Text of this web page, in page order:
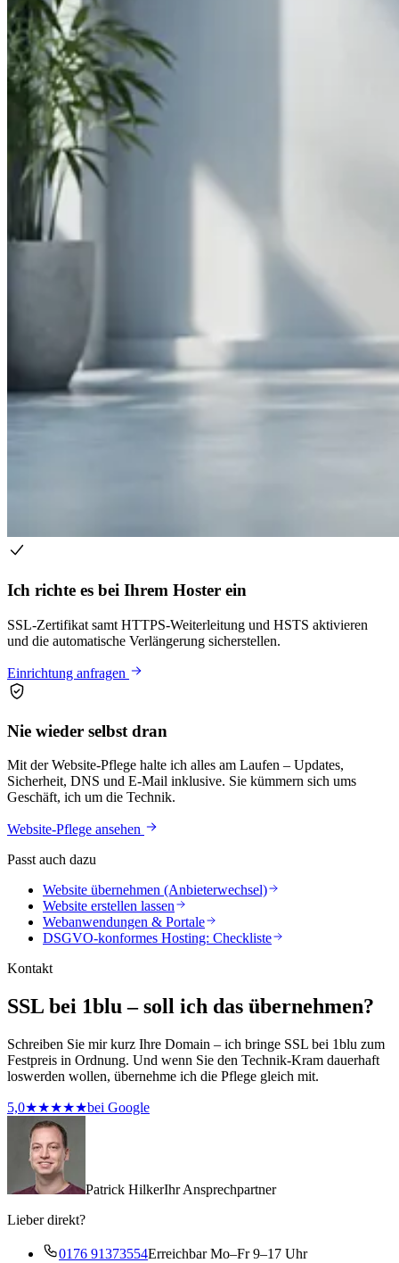
Ich richte es bei Ihrem Hoster ein
SSL-Zertifikat samt HTTPS-Weiterleitung und HSTS aktivieren
und die automatische Verlängerung sicherstellen.
Einrichtung anfragen
Nie wieder selbst dran
Mit der Website-Pflege halte ich alles am Laufen – Updates,
Sicherheit, DNS und E-Mail inklusive. Sie kümmern sich ums
Geschäft, ich um die Technik.
Website-Pflege ansehen
Passt auch dazu
Website übernehmen (Anbieterwechsel)
Website erstellen lassen
Webanwendungen & Portale
DSGVO-konformes Hosting: Checkliste
Kontakt
SSL bei 1blu – soll ich das übernehmen?
Schreiben Sie mir kurz Ihre Domain – ich bringe SSL bei 1blu zum
Festpreis in Ordnung. Und wenn Sie den Technik-Kram dauerhaft
loswerden wollen, übernehme ich die Pflege gleich mit.
5,0★★★★★bei Google
Patrick HilkerIhr Ansprechpartner
Lieber direkt?
0176 91373554Erreichbar Mo–Fr 9–17 Uhr